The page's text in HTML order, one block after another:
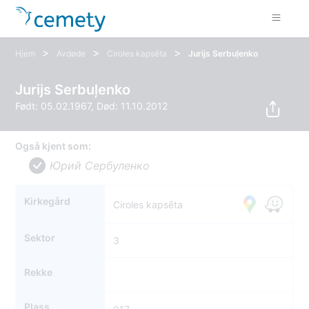
Hjem > Avdøde > Ciroles kapsēta > Jurijs Serbuļenko
Jurijs Serbuļenko
Født: 05.02.1967, Død: 11.10.2012
Også kjent som:
Юрий Cербуленко
Kirkegård Ciroles kapsēta
Sektor 3
Rekke